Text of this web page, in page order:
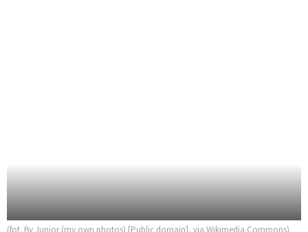
(fot. By Junior (my own photos) [Public domain], via Wikimedia Commons)